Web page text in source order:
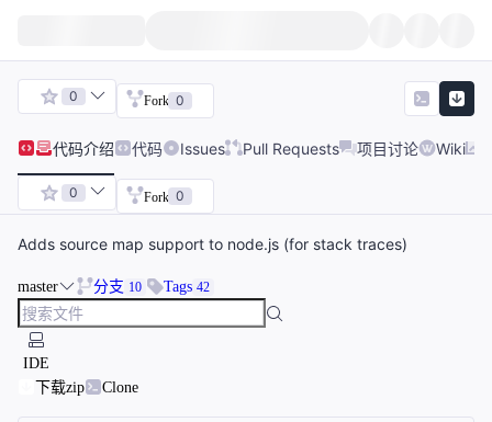
0 Fork 0
代码介绍 代码 Issues Pull Requests 项目讨论 Wiki
0 Fork 0
Adds source map support to node.js (for stack traces)
master 分支 10 Tags 42
IDE
下载zip
Clone